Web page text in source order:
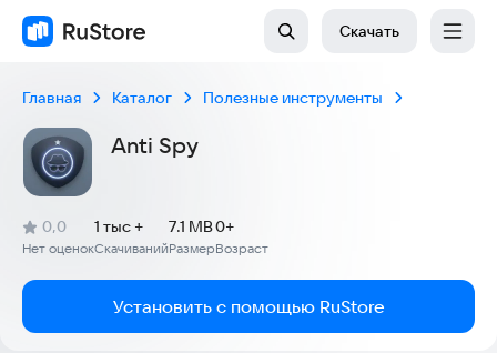
Скачать
Главная Каталог Полезные инструменты
Anti Spy
Рейтинг:
0,0
(
Нет оценок
)
Скачиваний
1 тыс +
Размер
7.1 MB
Возраст
0+
Установить с помощью RuStore